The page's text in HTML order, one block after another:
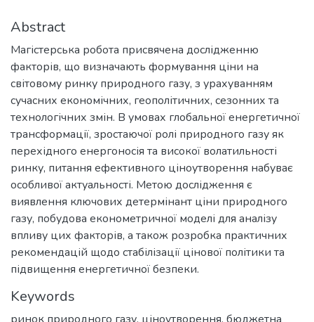
Abstract
Магістерська робота присвячена дослідженню
факторів, що визначають формування ціни на
світовому ринку природного газу, з урахуванням
сучасних економічних, геополітичних, сезонних та
технологічних змін. В умовах глобальної енергетичної
трансформації, зростаючої ролі природного газу як
перехідного енергоносія та високої волатильності
ринку, питання ефективного ціноутворення набуває
особливої актуальності. Метою дослідження є
виявлення ключових детермінант ціни природного
газу, побудова економетричної моделі для аналізу
впливу цих факторів, а також розробка практичних
рекомендацій щодо стабілізації цінової політики та
підвищення енергетичної безпеки.
Keywords